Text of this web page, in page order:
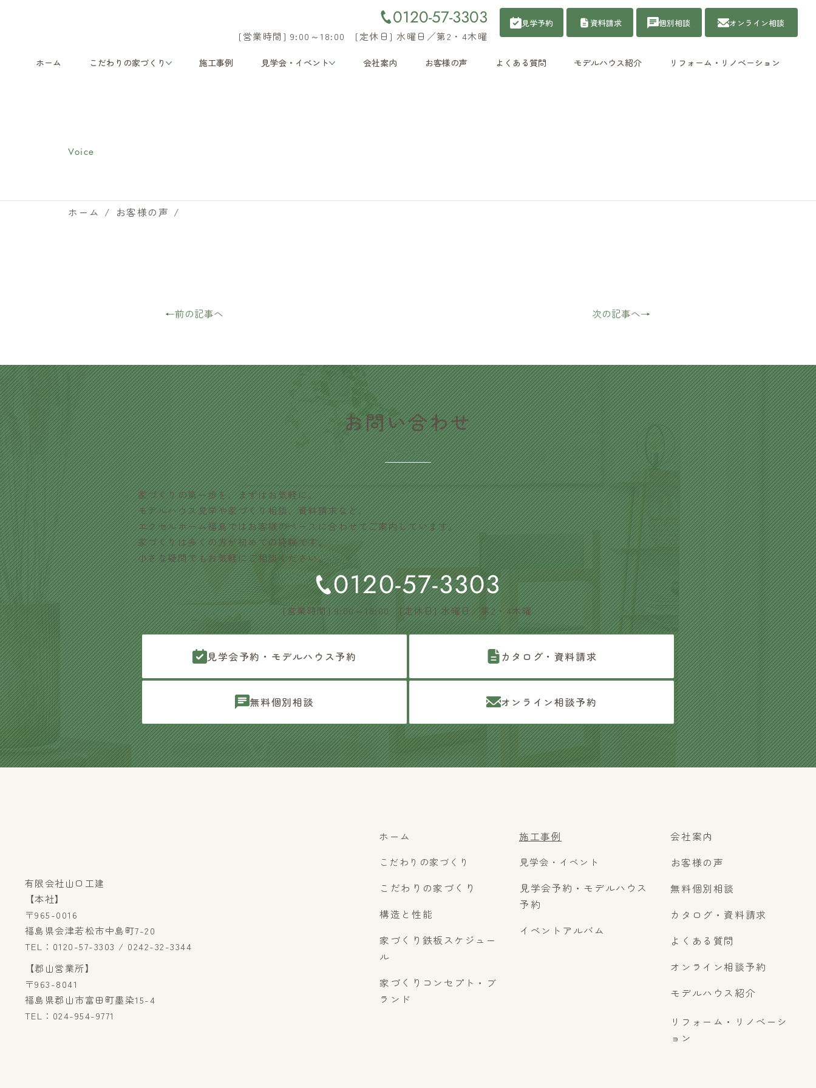
0120-57-3303
[営業時間] 9:00～18:00 [定休日] 水曜日／第2・4木曜
見学予約 資料請求 個別相談 オンライン相談
ホーム こだわりの家づくり 施工事例 見学会・イベント 会社案内 お客様の声 よくある質問 モデルハウス紹介 リフォーム・リノベーション
Voice
ホーム / お客様の声 /
←前の記事へ 次の記事へ→
​お問い合わせ
CONTACT
家づくりの第一歩を、まずはお気軽に。
モデルハウス見学や家づくり相談、資料請求など、
エクセルホーム福島ではお客様のペースに合わせてご案内しています。
家づくりは多くの方が初めての経験です。
小さな疑問でもお気軽にご相談ください。
0120-57-3303
[営業時間] 9:00～18:00 [定休日] 水曜日／第2・4木曜
見学会予約・モデルハウス予約 カタログ・資料請求
無料個別相談 オンライン相談予約
有限会社山口工建
【本社】
〒965-0016
福島県会津若松市中島町7-20
TEL：0120-57-3303 / 0242-32-3344
【郡山営業所】
〒963-8041
福島県郡山市富田町墨染15-4
TEL：024-954-9771
ホーム
こだわりの家づくり
こだわりの家づくり
構造と性能
家づくり鉄板スケジュー
ル
家づくりコンセプト・ブ
ランド
施工事例
見学会・イベント
見学会予約・モデルハウス
予約
イベントアルバム
会社案内
無料個別相談
カタログ・資料請求
お客様の声
よくある質問
オンライン相談予約
モデルハウス紹介
リフォーム・リノベーシ
ョン